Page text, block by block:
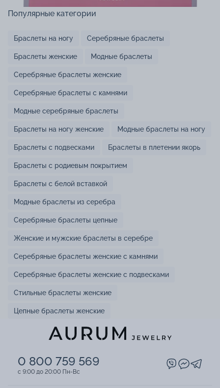
Популярные категории
Браслеты на ногу Серебряные браслеты
Браслеты женские Модные браслеты
Серебряные браслеты женские
Серебряные браслеты с камнями
Модные серебряные браслеты
Браслеты на ногу женские Модные браслеты на ногу
Браслеты с подвесками Браслеты в плетении якорь
Браслеты с родиевым покрытием
Браслеты с белой вставкой
Модные браслеты из серебра
Серебряные браслеты цепные
Женские и мужские браслеты в серебре
Серебряные браслеты женские с камнями
Серебряные браслеты женские с подвесками
Стильные браслеты женские
Цепные браслеты женские
0 800 759 569
c 9:00 до 20:00 Пн-Вс